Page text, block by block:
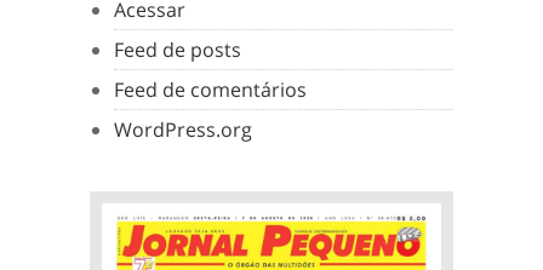
Acessar
Feed de posts
Feed de comentários
WordPress.org